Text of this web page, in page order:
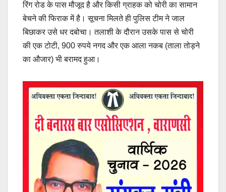
रिंग रोड के पास मौजूद है और किसी ग्राहक को चोरी का सामान
बेचने की फिराक में है। सूचना मिलते ही पुलिस टीम ने जाल
बिछाकर उसे धर दबोचा। तलाशी के दौरान उसके पास से चोरी
की एक टोटी, 900 रुपये नगद और एक आला नकब (ताला तोड़ने
का औजार) भी बरामद हुआ।